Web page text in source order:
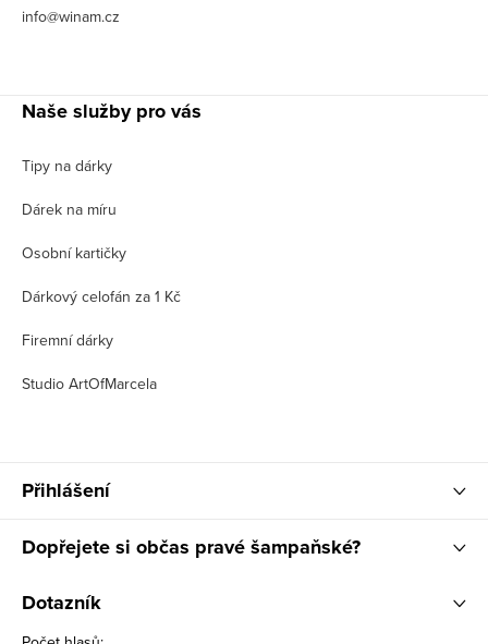
info@winam.cz
Naše služby pro vás
Tipy na dárky
Dárek na míru
Osobní kartičky
Dárkový celofán za 1 Kč
Firemní dárky
Studio ArtOfMarcela
Přihlášení
Dopřejete si občas pravé šampaňské?
Dotazník